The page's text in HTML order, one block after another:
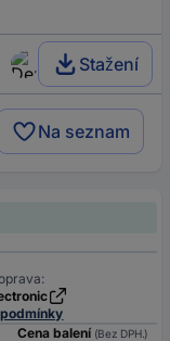
Stažení
Na seznam
Cena balení (Bez DPH.)